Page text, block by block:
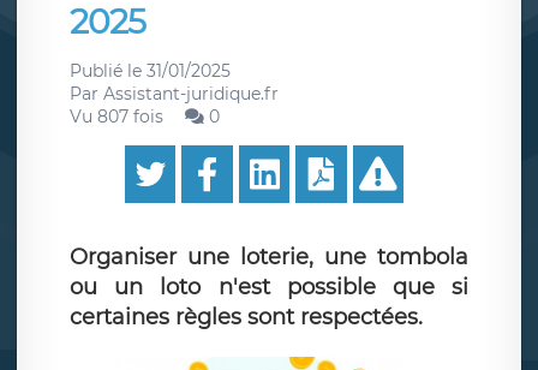
2025
Publié le 31/01/2025
Par Assistant-juridique.fr
Vu 807 fois
0
Organiser une loterie, une tombola
ou un loto n'est possible que si
certaines règles sont respectées.